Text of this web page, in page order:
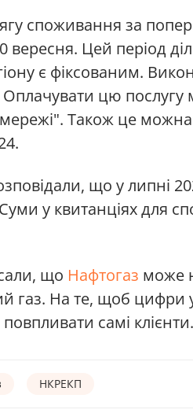
споживання за
вересня. Цей період
є фіксованим.
цю послугу
Також це
що у липні
у квитанціях для
що Нафтогаз може
газ. На те, щоб цифри
самі клієнти.
НКРЕКП